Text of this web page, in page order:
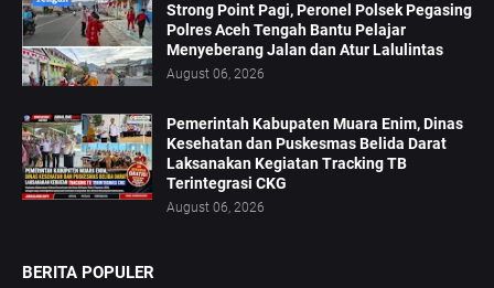
Strong Point Pagi, Peronel Polsek Pegasing
Polres Aceh Tengah Bantu Pelajar
Menyeberang Jalan dan Atur Lalulintas
August 06, 2026
‎Pemerintah Kabupaten Muara Enim, Dinas
Kesehatan dan Puskesmas Belida Darat
Laksanakan Kegiatan Tracking TB
Terintegrasi CKG
August 06, 2026
BERITA POPULER